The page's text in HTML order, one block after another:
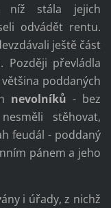
níž stála jejich
odvádět rentu.
ještě část
převládla
poddaných
nevolníků - bez
stěhovat,
feudál - poddaný
pánem a jeho
i úřady, z nichž